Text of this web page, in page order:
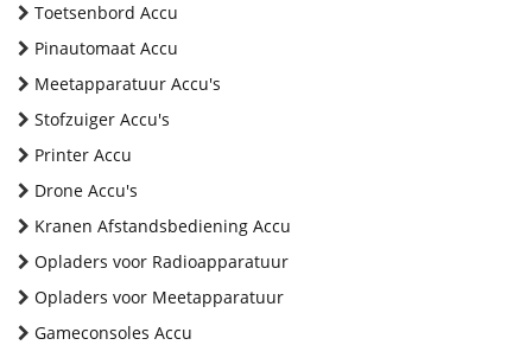
Toetsenbord Accu
Pinautomaat Accu
Meetapparatuur Accu's
Stofzuiger Accu's
Printer Accu
Drone Accu's
Kranen Afstandsbediening Accu
Opladers voor Radioapparatuur
Opladers voor Meetapparatuur
Gameconsoles Accu